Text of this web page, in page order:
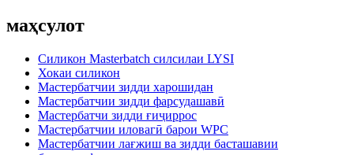
маҳсулот
Силикон Masterbatch силсилаи LYSI
Хокаи силикон
Мастербатчии зидди харошидан
Мастербатчии зидди фарсудашавӣ
Мастербатчи зидди ғиҷиррос
Мастербатчии иловагӣ барои WPC
Мастербатчии лағжиш ва зидди басташавии